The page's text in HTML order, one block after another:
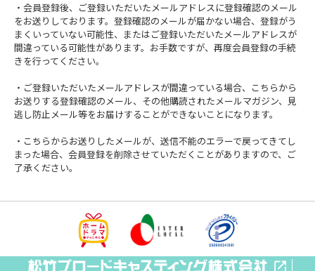
・会員登録後、ご登録いただいたメールアドレスに登録確認のメール
をお送りしております。登録確認のメールが届かない場合、登録がう
まくいっていない可能性、またはご登録いただいたメールアドレスが
間違っている可能性があります。お手数ですが、再度会員登録の手続
きを行ってください。
・ご登録いただいたメールアドレスが間違っている場合、こちらから
お送りする登録確認のメール、その他購読されたメールマガジン、見
逃し防止メール等をお届けすることができないことになります。
・こちらからお送りしたメールが、送信不能のエラーで戻ってきてし
まった場合、会員登録を削除させていただくことがありますので、ご
了承ください。